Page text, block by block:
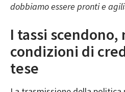
dobbiamo essere pronti e
I tassi scendono,
condizioni di
tese